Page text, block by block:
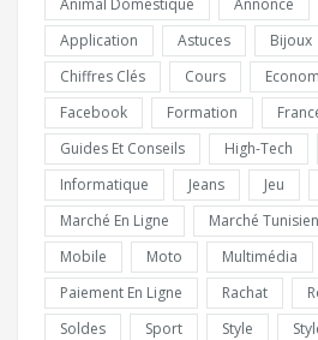
Application
Astuces Bijoux
Chiffres Clés
Cours
Facebook
Formation
Guides Et Conseils
High-Tech
Informatique
Jeans Jeu
Marché En Ligne
Marché Tunisien
Mobile
Moto Multimédia
Paiement En Ligne
Rachat
Soldes
Sport Style